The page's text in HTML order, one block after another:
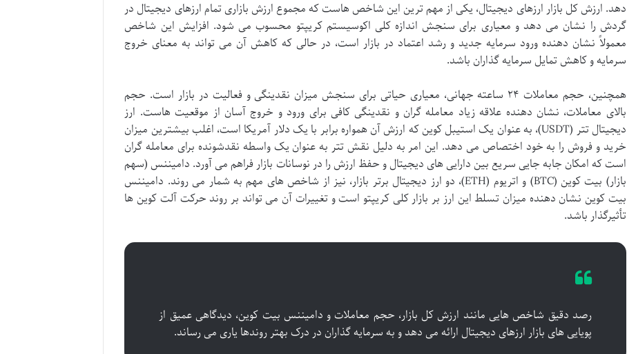
دهد. ارزش کل بازار ارزهای دیجیتال، یکی از مهم ترین این شاخص هاست که مجموع ارزش بازاری تمام ارزهای دیجیتال در
گردش را نشان می دهد و معیاری برای سنجش اندازه کلی اکوسیستم کریپتو محسوب می شود. افزایش این شاخص
معمولاً نشان دهنده ورود سرمایه جدید و رشد اعتماد در بازار است، در حالی که کاهش آن می تواند به معنای خروج
سرمایه و کاهش تمایل سرمایه گذاران باشد.
همچنین، حجم معاملات ۲۴ ساعته جهانی، معیاری حیاتی برای سنجش میزان نقدینگی و فعالیت در بازار است. حجم
بالای معاملات، نشان دهنده علاقه زیاد معامله گران و نقدینگی کافی برای ورود و خروج آسان از موقعیت هاست. ارز
دیجیتال تتر (USDT)، به عنوان یک استیبل کوین که ارزش آن همواره برابر با یک دلار آمریکا است، اغلب بیشترین میزان
خرید و فروش را به خود اختصاص می دهد. این امر به دلیل نقش تتر به عنوان یک واسطه نقدشونده برای معامله گران
است که امکان جابه جایی سریع بین دارایی های دیجیتال و حفظ ارزش را در نوسانات بازار فراهم می آورد. دامیننس (سهم
بازار) بیت کوین (BTC) و اتریوم (ETH)، دو ارز دیجیتال برتر بازار، نیز از شاخص های مهم به شمار می روند. دامیننس
بیت کوین نشان دهنده میزان تسلط این ارز بر بازار کلی کریپتو است و تغییرات آن می تواند بر روند حرکت آلت کوین ها
تأثیرگذار باشد.
رصد دقیق شاخص هایی مانند ارزش کل بازار، حجم معاملات و دامیننس بیت کوین، دیدگاهی عمیق از
پویایی های بازار ارزهای دیجیتال ارائه می دهد و به سرمایه گذاران در درک بهتر روندها یاری می رساند.